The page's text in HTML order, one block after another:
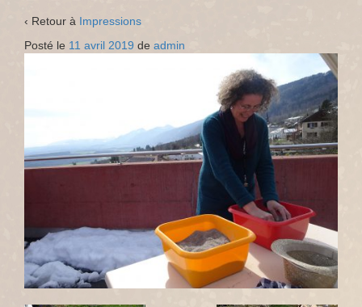
‹ Retour à Impressions
Posté le 11 avril 2019 de admin